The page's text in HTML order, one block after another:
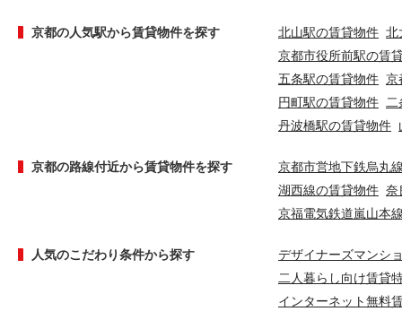
京都の人気駅から賃貸物件を探す 北山駅の賃貸物件 北
京都市役所前駅の賃
五条駅の賃貸物件 京
円町駅の賃貸物件
丹波橋駅の賃貸物件
京都の路線付近から賃貸物件を探す
京都市営地下鉄烏丸
湖西線の賃貸物件 奈
京福電気鉄道嵐山本
人気のこだわり条件から探す
デザイナーズマンシ
二人暮らし向け賃貸
インターネット無料